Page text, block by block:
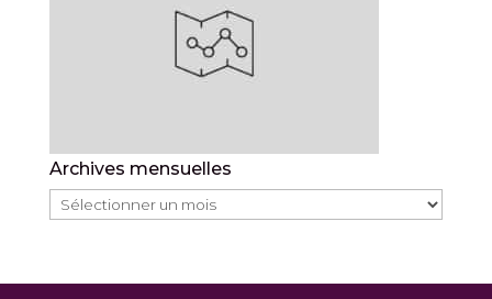
Archives mensuelles
Archives
mensuelles